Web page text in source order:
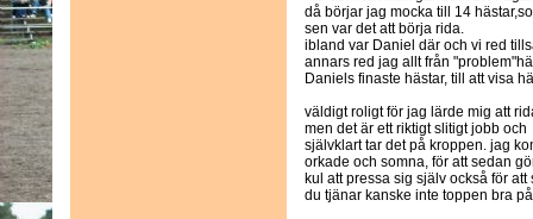
då börjar jag mocka till 14
sen var det att börja rida.
ibland var Daniel där och vi red
annars red jag allt från
Daniels finaste hästar, till att visa
väldigt roligt för jag lärde mig att
men det är ett riktigt slitigt jobb och
självklart tar det på kroppen. jag
orkade och somna, för att sedan
kul att pressa sig själv också för
du tjänar kanske inte toppen bra